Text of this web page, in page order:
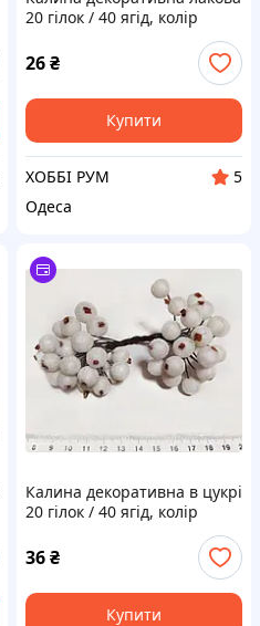
20 гілок / 40 ягід, колір
26₴
Купити
ХОББІ РУМ
5
Одеса
Калина декоративна в цукрі
20 гілок / 40 ягід, колір
36₴
Купити